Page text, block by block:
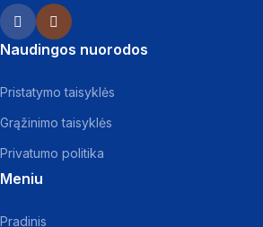
Naudingos nuorodos
Pristatymo taisyklės
Grąžinimo taisyklės
Privatumo politika
Meniu
Pradinis